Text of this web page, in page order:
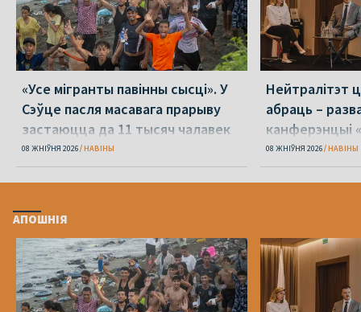
«Усе мігранты павінны сысці». У
Сэўце пасля масавага прарыву
застаюцца да 11 тысяч чалавек
08 ЖНІЎНЯ 2026 НАВІНЫ
Нейтралітэт
абраць –
канферэнцыі
08 ЖНІЎНЯ 2026 НАВІНЫ
АПОШНІЯ